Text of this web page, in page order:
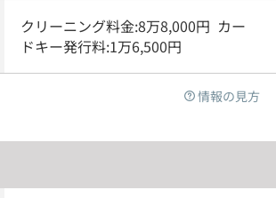
クリーニング料金:8万8,000円 カー
ドキー発行料:1万6,500円
情報の見方